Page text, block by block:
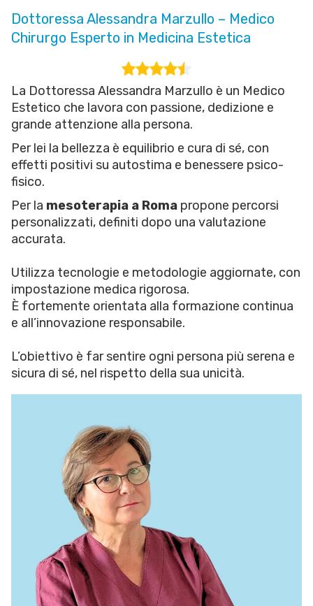
Dottoressa Alessandra Marzullo – Medico
Chirurgo Esperto in Medicina Estetica
La Dottoressa Alessandra Marzullo è un Medico
Estetico che lavora con passione, dedizione e
grande attenzione alla persona.
Per lei la bellezza è equilibrio e cura di sé, con
effetti positivi su autostima e benessere psico-
fisico.
Per la mesoterapia a Roma propone percorsi
personalizzati, definiti dopo una valutazione
accurata.
Utilizza tecnologie e metodologie aggiornate, con
impostazione medica rigorosa.
È fortemente orientata alla formazione continua
e all’innovazione responsabile.
L’obiettivo è far sentire ogni persona più serena e
sicura di sé, nel rispetto della sua unicità.